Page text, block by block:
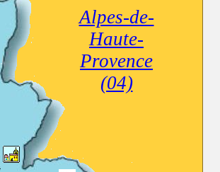
Alpes-de-
Haute-
Provence
(04)